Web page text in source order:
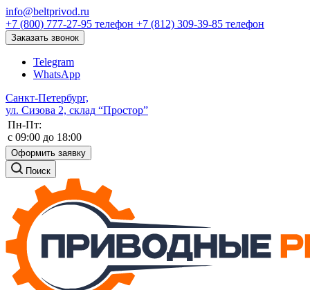
info@beltprivod.ru
+7 (800) 777-27-95 телефон +7 (812) 309-39-85 телефон
Заказать звонок
Telegram
WhatsApp
Санкт-Петербург,
ул. Сизова 2, склад “Простор”
Пн-Пт:
c 09:00 до 18:00
Оформить заявку
Поиск